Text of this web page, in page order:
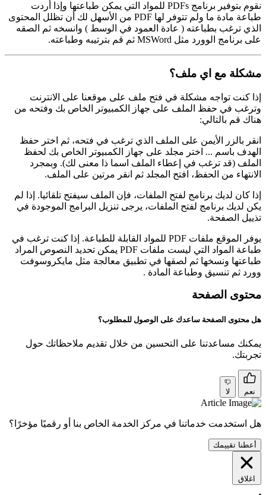
نقوم بتوفير برنامج PDFs للمواد التي يمكن طباعتها وإذا أردت
طباعة مادة ما ولم تتوفر لها PDF من الأسهل لك أن تظلل المحتوى
الذي ترغب بطباعته ( عادة العمود في الوسط ) وانسخه ثم الصقه
على برنامج الوورد مثل MSWord ثم قم بترتيبه وطباعته.
مشكلة مع اي ملف؟
إذا كنت تواجه مشكلة في فتح ملف على موقعنا على الانترنت
وترغب في حفظ الملف على جهاز الكمبيوتر الخاص بك وفتحه من
هناك قم بالتالي:
انقر بالزر الأيمن على الملف الذي ترغب في فتحه، ثم اختر حفظ
الهدف باسم ... اختر مجلد على جهاز الكمبيوتر الخاص بك لحفظ
الملف (قد ترغب في إعطاء الملف اسما ذا معنى لك). وبمجرد
الانتهاء من الحفظ، افتح المجلد ثم انقر مرتين على الملف.
إذا كان لديك برنامج لفتح الملفات، فإن الملف سيفتح تلقائيا. إذا لم
يكن لديك برنامج لفتح الملفات، يرجى تنزيل البرامج الموجودة في
تذييل الصفحة.
يوفر الموقع ملفات PDF للمواد القابلة للطباعة. إذا كنت ترغب في
طباعة المواد التي ليست ملفات PDF يمكن تحديد النصوص المراد
طباعتها ونسخها ثم لصقها في تطبيق معالجة مثل مايكروسوفت
وورد ثم تنسيق وطباعة المادة .
محتوى الصفحة
هل محتوى الصفحة ساعدك على الوصول للمطلوب؟
يمكنك مساعدتنا على التحسين من خلال تقديم ملاحظاتك حول
تجربتك.
نعم لا
هل استخدمت خدماتنا في مركز الخدمة الخاص بنا أو رقميًا مؤخرًا؟
أعطنا تقييمك
اغلاق